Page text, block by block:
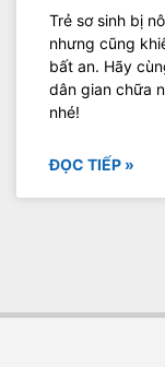
Trẻ sơ sinh bị
nhưng cũng
bất an. Hãy
dân gian chữa
nhé!
ĐỌC TIẾP »